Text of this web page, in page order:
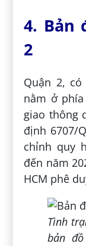
4. Bản
2
Quận 2,
nằm ở
giao thông
định 6707/
chỉnh quy
đến năm
HCM phê
Tình
bản